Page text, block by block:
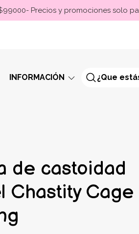
Precios y promociones solo
INFORMACIÓN
de castoidad
Chastity Cage